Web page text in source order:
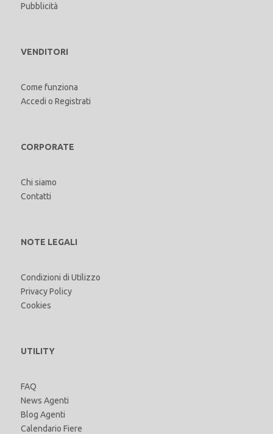
Pubblicità
VENDITORI
Come funziona
Accedi o Registrati
CORPORATE
Chi siamo
Contatti
NOTE LEGALI
Condizioni di Utilizzo
Privacy Policy
Cookies
UTILITY
FAQ
News Agenti
Blog Agenti
Calendario Fiere